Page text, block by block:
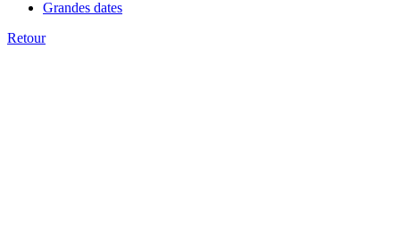
Grandes dates
Retour